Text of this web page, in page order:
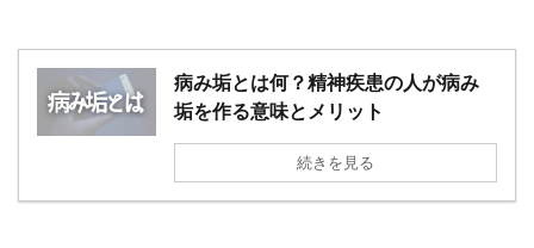
病み垢とは何？精神疾患の人が病み
垢を作る意味とメリット
続きを見る